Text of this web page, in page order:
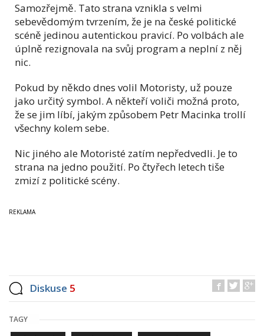
Samozřejmě. Tato strana vznikla s velmi
sebevědomým tvrzením, že je na české politické
scéně jedinou autentickou pravicí. Po volbách ale
úplně rezignovala na svůj program a neplní z něj
nic.
Pokud by někdo dnes volil Motoristy, už pouze
jako určitý symbol. A někteří voliči možná proto,
že se jim líbí, jakým způsobem Petr Macinka trollí
všechny kolem sebe.
Nic jiného ale Motoristé zatím nepředvedli. Je to
strana na jedno použití. Po čtyřech letech tiše
zmizí z politické scény.
Diskuse 5
TAGY